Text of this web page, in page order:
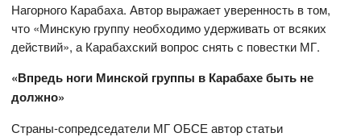
Нагорного Карабаха. Автор выражает уверенность в том,
что «Минскую группу необходимо удерживать от всяких
действий», а Карабахский вопрос снять с повестки МГ.
«Впредь ноги Минской группы в Карабахе быть не
должно»
Страны-сопредседатели МГ ОБСЕ автор статьи